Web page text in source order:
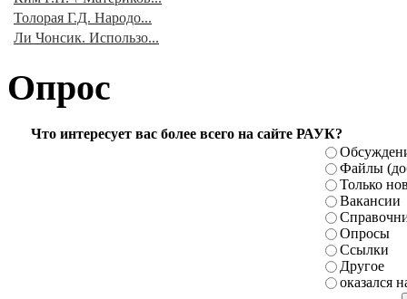
Толорая Г.Д. Народо...
Ли Чонсик. Использо...
Опрос
Что интересует вас более всего на сайте РАУК?
Файлы
Только
Вакансии
Опросы
Ссылки
Другое
оказался